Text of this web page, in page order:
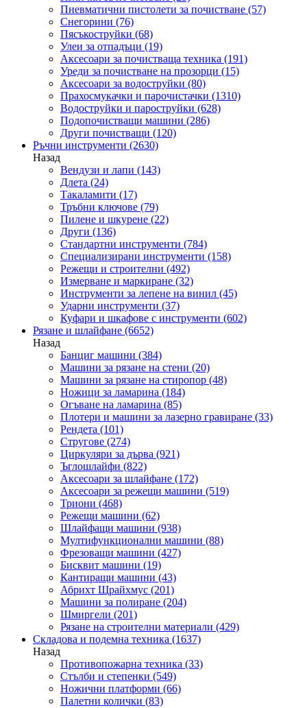
Пневматични пистолети за почистване (57)
Снегорини (76)
Пясъкоструйки (68)
Улеи за отпадъци (19)
Аксесоари за почистваща техника (191)
Уреди за почистване на прозорци (15)
Аксесоари за водоструйки (80)
Прахосмукачки и парочистачки (1310)
Водоструйки и пароструйки (628)
Подопочистващи машини (286)
Други почистващи (120)
Ръчни инструменти (2630)
Назад
Вендузи и лапи (143)
Длета (24)
Такаламити (17)
Тръбни ключове (79)
Пилене и шкурене (22)
Други (136)
Стандартни инструменти (784)
Специализирани инструменти (158)
Режещи и строителни (492)
Измерване и маркиране (32)
Инструменти за лепене на винил (45)
Ударни инструменти (37)
Куфари и шкафове с инструменти (602)
Рязане и шлайфане (6652)
Назад
Банциг машини (384)
Машини за рязане на стени (20)
Машини за рязане на стиропор (48)
Ножици за ламарина (184)
Огъване на ламарина (85)
Плотери и машини за лазерно гравиране (33)
Рендета (101)
Стругове (274)
Циркуляри за дърва (921)
Ъглошлайфи (822)
Аксесоари за шлайфане (172)
Аксесоари за режещи машини (519)
Триони (468)
Режещи машини (62)
Шлайфащи машини (938)
Мултифункционални машини (88)
Фрезоващи машини (427)
Бисквит машини (19)
Кантиращи машини (43)
Абрихт Щрайхмус (201)
Машини за полиране (204)
Шмиргели (201)
Рязане на строителни материали (429)
Складова и подемна техника (1637)
Назад
Противопожарна техника (33)
Стълби и степенки (549)
Ножични платформи (66)
Палетни колички (83)